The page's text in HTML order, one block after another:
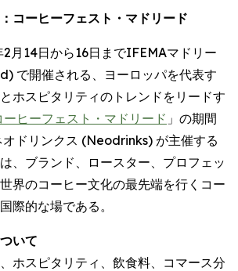
コーヒーフェスト・マドリード
月14日から16日までIFEMAマドリー
で開催される、ヨーロッパを代表す
ホスピタリティのトレンドをリードす
ーヒーフェスト・マドリード 」の期間
ドリンクス (Neodrinks) が主催する
、ブランド、ロースター、プロフェッ
界のコーヒー文化の最先端を行くコー
際的な場である。
いて
ホスピタリティ、飲食料、コマース分